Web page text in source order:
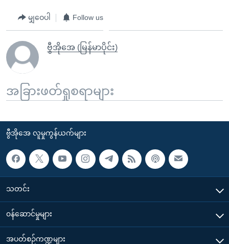
မျှဝေပါ Follow us
ဗွီအိုအေ (မြန်မာပိုင်း)
အခြားဖတ်ရှုစရာများ
ဗွီအိုအေ လူမှုကွန်ယက်များ
သတင်း
၀န်ဆောင်မှုများ
အပတ်စဉ်ကဏ္ဍများ